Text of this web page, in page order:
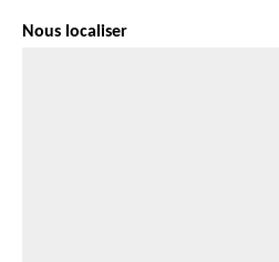
Nous localiser